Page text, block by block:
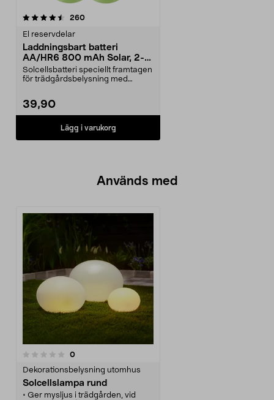
260recensioner
El reservdelar
Laddningsbart batteri
AA/HR6 800 mAh Solar, 2-
pack
Solcellsbatteri speciellt framtagen
för trädgårdsbelysning med
39,90
Lägg i varukorg
Används med
0recensioner
Dekorationsbelysning utomhus
Solcellslampa rund
• Ger mysljus i trädgården, vid